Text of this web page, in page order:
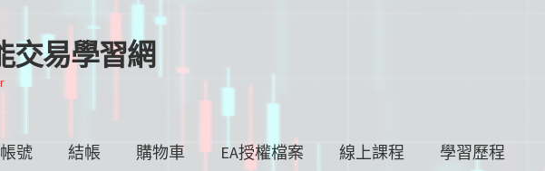
交易學習網
號 結帳 購物車 EA授權檔案 線上課程 學習歷程